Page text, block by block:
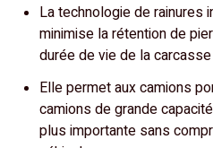
La technologie de rainures
minimise la rétention de
durée de vie de la carcasse
Elle permet aux camions
camions de grande
plus importante sans